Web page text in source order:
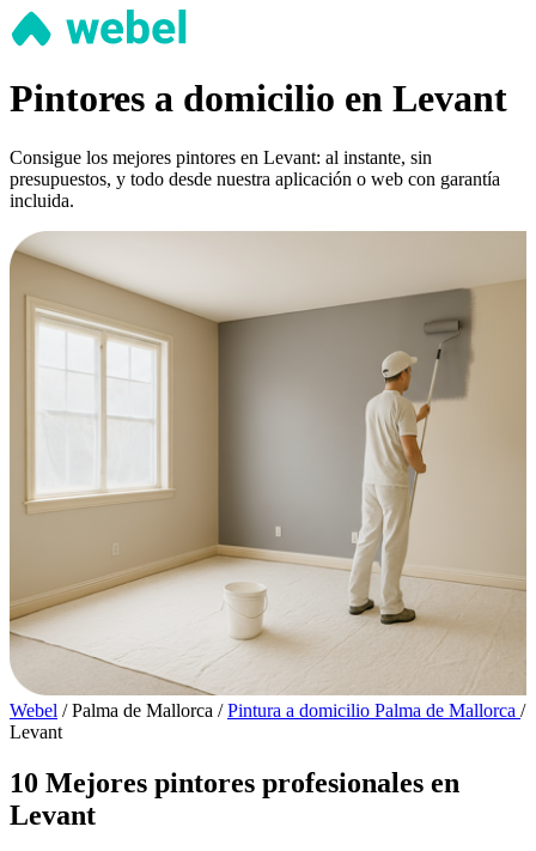
Pintores a domicilio en Levant
Consigue los mejores pintores en Levant: al instante, sin
presupuestos, y todo desde nuestra aplicación o web con garantía
incluida.
Webel / Palma de Mallorca / Pintura a domicilio Palma de Mallorca /
Levant
10 Mejores pintores profesionales en
Levant